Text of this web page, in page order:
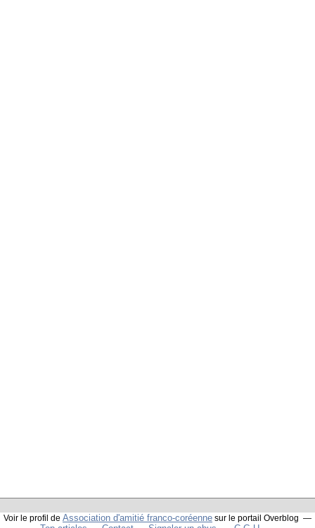
Voir le profil de Association d'amitié franco-coréenne sur le portail Overblog